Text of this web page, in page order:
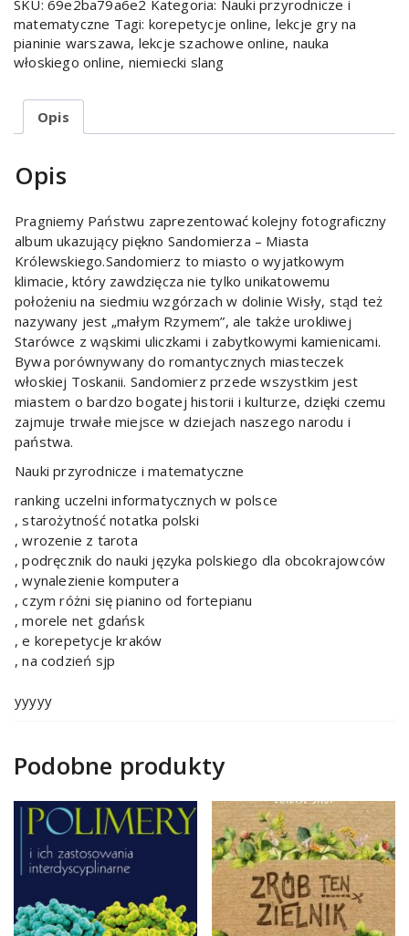
SKU: 69e2ba79a6e2 Kategoria: Nauki przyrodnicze i
matematyczne Tagi: korepetycje online, lekcje gry na
pianinie warszawa, lekcje szachowe online, nauka
włoskiego online, niemiecki slang
Opis
Opis
Pragniemy Państwu zaprezentować kolejny fotograficzny
album ukazujący piękno Sandomierza – Miasta
Królewskiego.Sandomierz to miasto o wyjatkowym
klimacie, który zawdzięcza nie tylko unikatowemu
położeniu na siedmiu wzgórzach w dolinie Wisły, stąd też
nazywany jest „małym Rzymem”, ale także urokliwej
Starówce z wąskimi uliczkami i zabytkowymi kamienicami.
Bywa porównywany do romantycznych miasteczek
włoskiej Toskanii. Sandomierz przede wszystkim jest
miastem o bardzo bogatej historii i kulturze, dzięki czemu
zajmuje trwałe miejsce w dziejach naszego narodu i
państwa.
Nauki przyrodnicze i matematyczne
ranking uczelni informatycznych w polsce
, starożytność notatka polski
, wrozenie z tarota
, podręcznik do nauki języka polskiego dla obcokrajowców
, wynalezienie komputera
, czym różni się pianino od fortepianu
, morele net gdańsk
, e korepetycje kraków
, na codzień sjp
yyyyy
Podobne produkty